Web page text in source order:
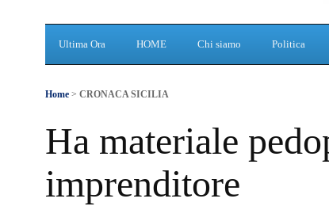
Ultima Ora HOME Chi siamo Politica
Home > CRONACA SICILIA
Ha materiale
imprenditore